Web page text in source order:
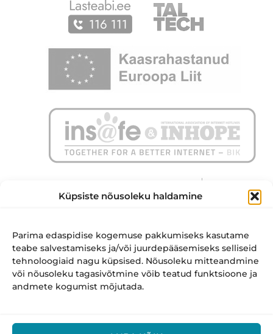
Küpsiste nõusoleku haldamine
Parima edaspidise kogemuse pakkumiseks kasutame
teabe salvestamiseks ja/või juurdepääsemiseks selliseid
tehnoloogiaid nagu küpsised. Nõusoleku mitteandmine
või nõusoleku tagasivõtmine võib teatud funktsioone ja
andmete kogumist mõjutada.
Targalt internetis – Safer Internet Centre in